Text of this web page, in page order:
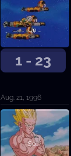
1 - 23
Un invitado misterioso
Aug. 21, 1996
Son Gohan y Goten: La hermandad diabólica